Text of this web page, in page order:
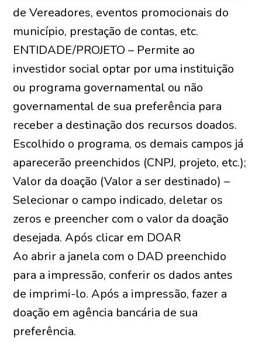
de Vereadores, eventos promocionais do
município, prestação de contas, etc.
ENTIDADE/PROJETO – Permite ao
investidor social optar por uma instituição
ou programa governamental ou não
governamental de sua preferência para
receber a destinação dos recursos doados.
Escolhido o programa, os demais campos já
aparecerão preenchidos (CNPJ, projeto, etc.);
Valor da doação (Valor a ser destinado) –
Selecionar o campo indicado, deletar os
zeros e preencher com o valor da doação
desejada. Após clicar em DOAR
Ao abrir a janela com o DAD preenchido
para a impressão, conferir os dados antes
de imprimi-lo. Após a impressão, fazer a
doação em agência bancária de sua
preferência.